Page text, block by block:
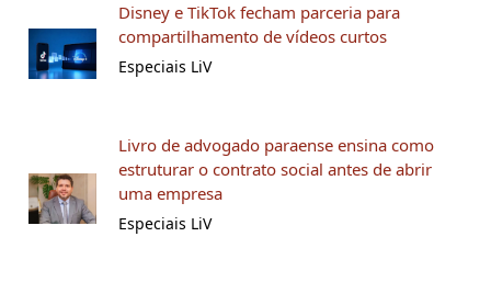
Disney e TikTok fecham parceria para
compartilhamento de vídeos curtos
Especiais LiV
Livro de advogado paraense ensina como
estruturar o contrato social antes de abrir
uma empresa
Especiais LiV